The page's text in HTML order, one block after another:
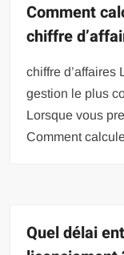
Comment
chiffre
chiffre d’affaires
gestion le plus
Lorsque vous
Comment
Quel délai